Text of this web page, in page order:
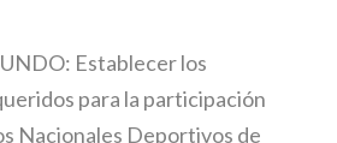
Establecer los
para la participación
Nacionales Deportivos de